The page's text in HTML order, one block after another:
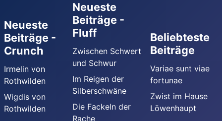
Neueste
Beiträge -
Crunch
Irmelin von
Rothwilden
Wigdis von
Rothwilden
Neueste
Beiträge -
Fluff
Zwischen Schwert
und Schwur
Im Reigen der
Silberschwäne
Die Fackeln der
Rache
Beliebteste
Beiträge
Variae sunt viae
fortunae
Zwist im Hause
Löwenhaupt